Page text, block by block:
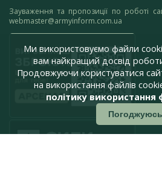
Зауваження та пропозиції по роботі
webmaster@armyinform.com.ua
Ми використовуємо файли
вам найкращий досвід
Продовжуючи користуватися
на використання файлів
політику використання
Погоджуюсь